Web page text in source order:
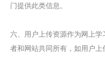
门提供此类信息。
六、用户上传资源作为网上
者和网站共同所有，如用户